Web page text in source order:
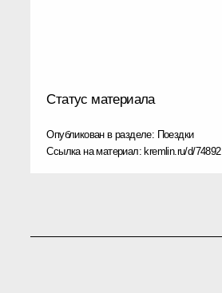
Статус материала
Опубликован в разделе: Поездки
Ссылка на материал: kremlin.ru/d/74892